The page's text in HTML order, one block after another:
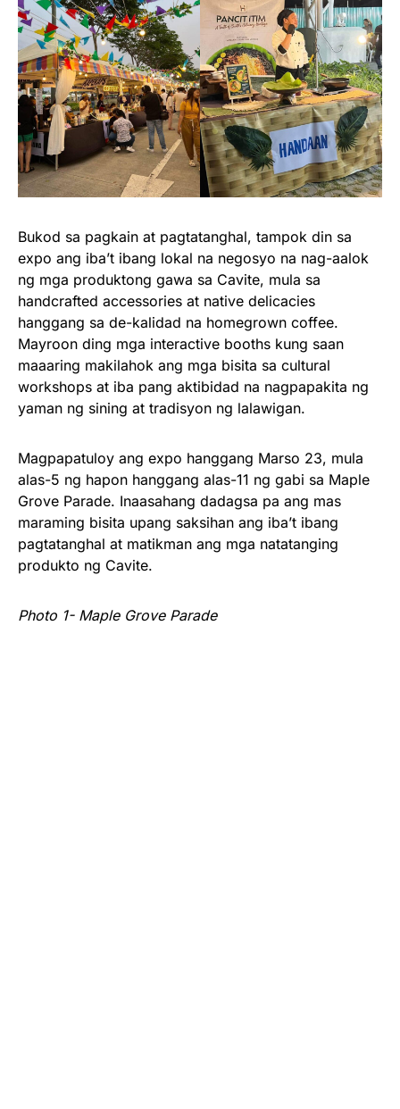
Bukod sa pagkain at pagtatanghal, tampok din sa
expo ang iba’t ibang lokal na negosyo na nag-aalok
ng mga produktong gawa sa Cavite, mula sa
handcrafted accessories at native delicacies
hanggang sa de-kalidad na homegrown coffee.
Mayroon ding mga interactive booths kung saan
maaaring makilahok ang mga bisita sa cultural
workshops at iba pang aktibidad na nagpapakita ng
yaman ng sining at tradisyon ng lalawigan.
Magpapatuloy ang expo hanggang Marso 23, mula
alas-5 ng hapon hanggang alas-11 ng gabi sa Maple
Grove Parade. Inaasahang dadagsa pa ang mas
maraming bisita upang saksihan ang iba’t ibang
pagtatanghal at matikman ang mga natatanging
produkto ng Cavite.
Photo 1- Maple Grove Parade